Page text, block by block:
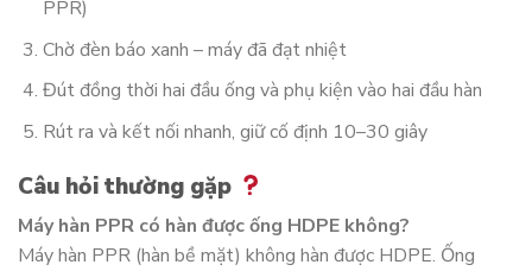
PPR)
Chờ đèn báo xanh – máy đã đạt nhiệt
Đút đồng thời hai đầu ống và phụ kiện vào hai đầu hàn
Rút ra và kết nối nhanh, giữ cố định 10–30 giây
Câu hỏi thường gặp
Máy hàn PPR có hàn được ống HDPE không?
Máy hàn PPR (hàn bề mặt) không hàn được HDPE. Ống